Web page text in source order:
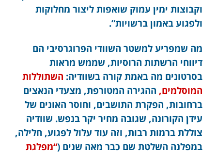
וקבוצות ימין עמוק שואפות ליצור מחלוקות
ולפגוע באמון ברשויות”.
מה שמפריע למשטר השוודי הפרוגרסיבי הם
דיווחי הרשתות הרוסיות, שממש מראות
בסרטונים מה באמת קורה בשוודיה: השתוללות
המוסלמים, ההגירה המטורפת, מצעדי הנאצים
ברחובות, הפקרת התושבים, וחוסר האונים של
עידן הקורונה, שגובה מחיר יקר בנפש. שוודיה
צוללת ברמות רבות, וזה עוד עלול לפגוע, חלילה,
במפלנה השלטת שם כבר מאה שנים (“מפלגת